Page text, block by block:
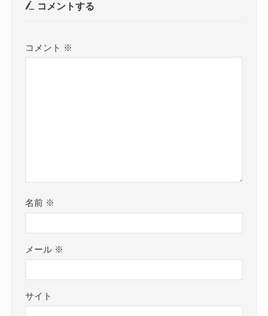
コメントする
コメント ※
名前 ※
メール ※
サイト